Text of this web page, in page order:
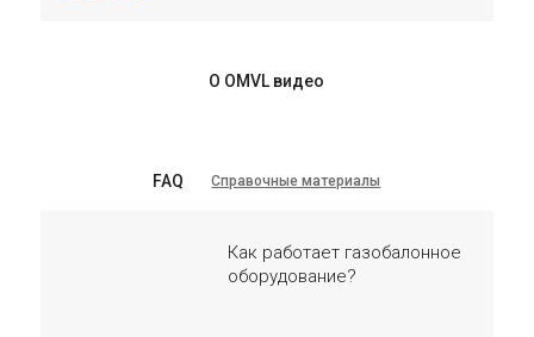
О OMVL видео
FAQ Справочные материалы
Как работает газобалонное
оборудование?